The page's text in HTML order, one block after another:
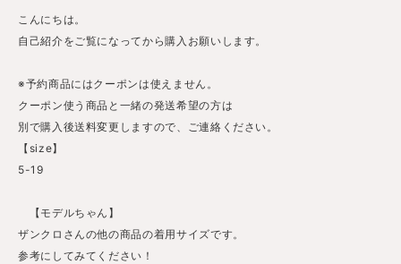
こんにちは。
自己紹介をご覧になってから購入お願いします。
※予約商品にはクーポンは使えません。
クーポン使う商品と一緒の発送希望の方は
別で購入後送料変更しますので、ご連絡ください。
【size】
5-19
【モデルちゃん】
ザンクロさんの他の商品の着用サイズです。
参考にしてみてください！